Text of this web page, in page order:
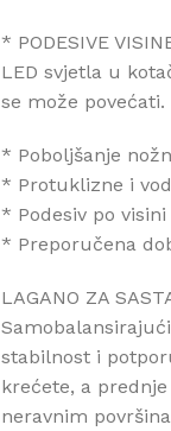
* PODESIVE
LED svjetla u
se može povećati.
* Poboljšanje
* Protuklizne i
* Podesiv po visini
* Preporučena
LAGANO ZA
stabilnost i
krećete, a
neravnim